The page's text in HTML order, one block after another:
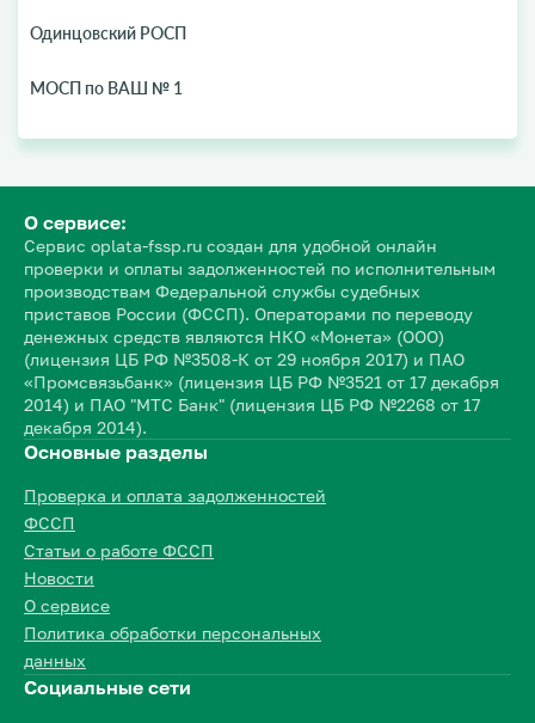
Одинцовский РОСП
МОСП по ВАШ № 1
О сервисе:
Сервис oplata-fssp.ru создан для удобной онлайн
проверки и оплаты задолженностей по исполнительным
производствам Федеральной службы судебных
приставов России (ФССП). Операторами по переводу
денежных средств являются НКО «Монета» (ООО)
(лицензия ЦБ РФ №3508-К от 29 ноября 2017) и ПАО
«Промсвязьбанк» (лицензия ЦБ РФ №3521 от 17 декабря
2014) и ПАО "МТС Банк" (лицензия ЦБ РФ №2268 от 17
декабря 2014).
Основные разделы
Проверка и оплата задолженностей
ФССП
Статьи о работе ФССП
Новости
О сервисе
Политика обработки персональных
данных
Социальные сети